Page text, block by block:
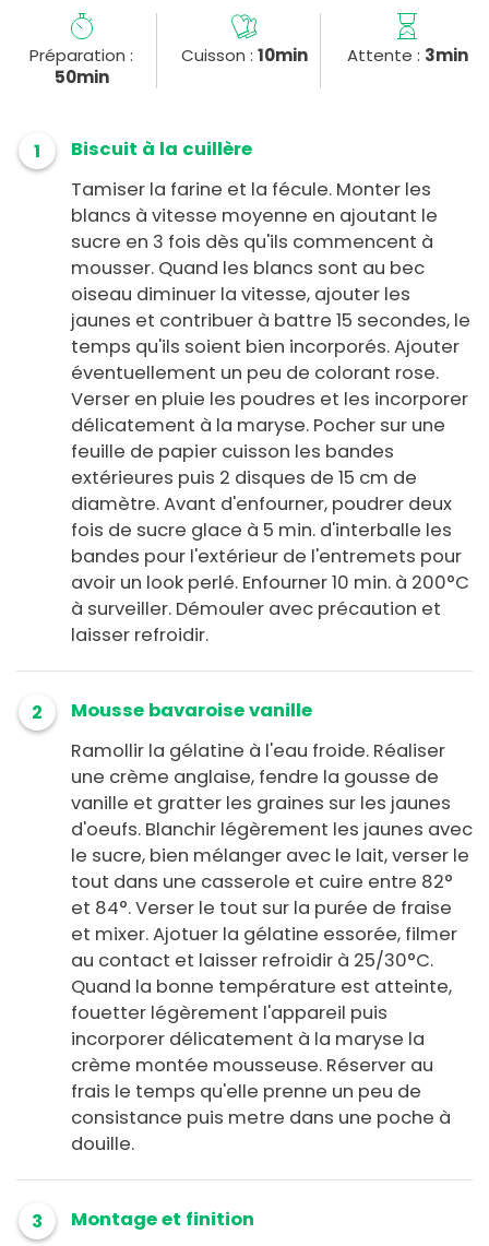
Préparation :
50min
Cuisson : 10min Attente : 3min
1
Biscuit à la cuillère
Tamiser la farine et la fécule. Monter les
blancs à vitesse moyenne en ajoutant le
sucre en 3 fois dès qu'ils commencent à
mousser. Quand les blancs sont au bec
oiseau diminuer la vitesse, ajouter les
jaunes et contribuer à battre 15 secondes, le
temps qu'ils soient bien incorporés. Ajouter
éventuellement un peu de colorant rose.
Verser en pluie les poudres et les incorporer
délicatement à la maryse. Pocher sur une
feuille de papier cuisson les bandes
extérieures puis 2 disques de 15 cm de
diamètre. Avant d'enfourner, poudrer deux
fois de sucre glace à 5 min. d'interballe les
bandes pour l'extérieur de l'entremets pour
avoir un look perlé. Enfourner 10 min. à 200°C
à surveiller. Démouler avec précaution et
laisser refroidir.
2
Mousse bavaroise vanille
Ramollir la gélatine à l'eau froide. Réaliser
une crème anglaise, fendre la gousse de
vanille et gratter les graines sur les jaunes
d'oeufs. Blanchir légèrement les jaunes avec
le sucre, bien mélanger avec le lait, verser le
tout dans une casserole et cuire entre 82°
et 84°. Verser le tout sur la purée de fraise
et mixer. Ajotuer la gélatine essorée, filmer
au contact et laisser refroidir à 25/30°C.
Quand la bonne température est atteinte,
fouetter légèrement l'appareil puis
incorporer délicatement à la maryse la
crème montée mousseuse. Réserver au
frais le temps qu'elle prenne un peu de
consistance puis metre dans une poche à
douille.
3
Montage et finition